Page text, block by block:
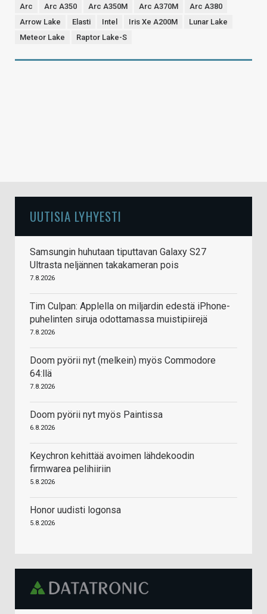
Arc Arc A350 Arc A350M Arc A370M
Arc A380
Arrow Lake
Elasti Intel Iris Xe A200M
Lunar Lake
Meteor Lake
Raptor Lake-S
UUTISIA LYHYESTI
Samsungin huhutaan tiputtavan Galaxy S27
Ultrasta neljännen takakameran pois
7.8.2026
Tim Culpan: Applella on miljardin edestä iPhone-
puhelinten siruja odottamassa muistipiirejä
7.8.2026
Doom pyörii nyt (melkein) myös Commodore
64:llä
7.8.2026
Doom pyörii nyt myös Paintissa
6.8.2026
Keychron kehittää avoimen lähdekoodin
firmwarea pelihiiriin
5.8.2026
Honor uudisti logonsa
5.8.2026